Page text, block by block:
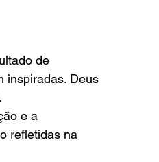
de
inspiradas. Deus
e a
refletidas na